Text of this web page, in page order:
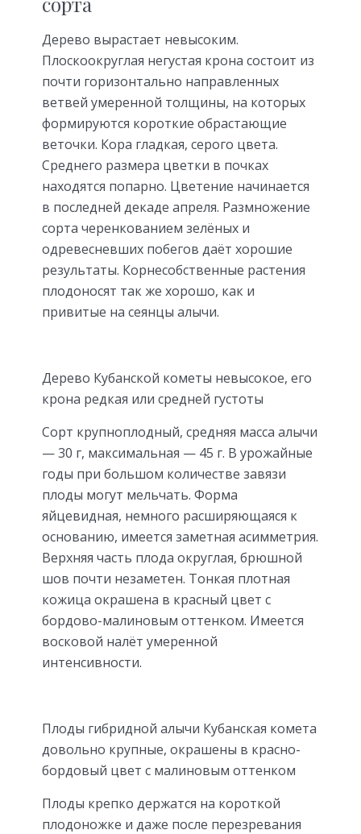
Дерево вырастает невысоким.
Плоскоокруглая негустая крона состоит из
почти горизонтально направленных
ветвей умеренной толщины, на которых
формируются короткие обрастающие
веточки. Кора гладкая, серого цвета.
Среднего размера цветки в почках
находятся попарно. Цветение начинается
в последней декаде апреля. Размножение
сорта черенкованием зелёных и
одревесневших побегов даёт хорошие
результаты. Корнесобственные растения
плодоносят так же хорошо, как и
привитые на сеянцы алычи.
Дерево Кубанской кометы невысокое, его
крона редкая или средней густоты
Сорт крупноплодный, средняя масса алычи
— 30 г, максимальная — 45 г. В урожайные
годы при большом количестве завязи
плоды могут мельчать. Форма
яйцевидная, немного расширяющаяся к
основанию, имеется заметная асимметрия.
Верхняя часть плода округлая, брюшной
шов почти незаметен. Тонкая плотная
кожица окрашена в красный цвет с
бордово-малиновым оттенком. Имеется
восковой налёт умеренной
интенсивности.
Плоды гибридной алычи Кубанская комета
довольно крупные, окрашены в красно-
бордовый цвет с малиновым оттенком
Плоды крепко держатся на короткой
плодоножке и даже после перезревания